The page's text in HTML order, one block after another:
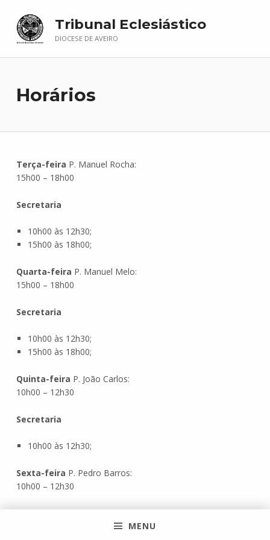
Tribunal Eclesiástico
DIOCESE DE AVEIRO
MENU
Horários
Terça-feira P. Manuel Rocha:
15h00 – 18h00
Secretaria
10h00 às 12h30;
15h00 às 18h00;
Quarta-feira P. Manuel Melo:
15h00 – 18h00
Secretaria
10h00 às 12h30;
15h00 às 18h00;
Quinta-feira P. João Carlos:
10h00 – 12h30
Secretaria
10h00 às 12h30;
Sexta-feira P. Pedro Barros:
10h00 – 12h30